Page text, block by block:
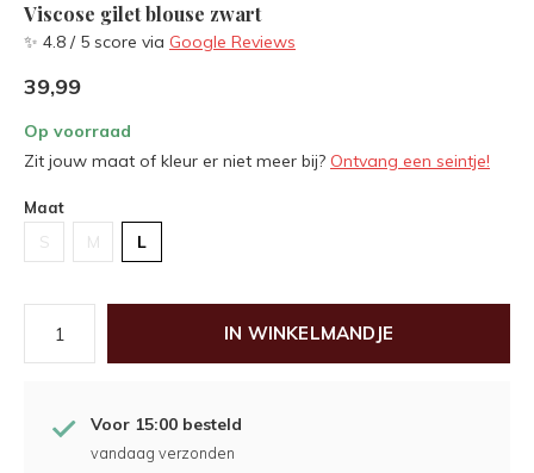
Viscose gilet blouse zwart
✨ 4.8 / 5 score via Google Reviews
39,99
Op voorraad
Zit jouw maat of kleur er niet meer bij? Ontvang een seintje!
Maat
S M L
IN WINKELMANDJE
Voor 15:00 besteld
vandaag verzonden